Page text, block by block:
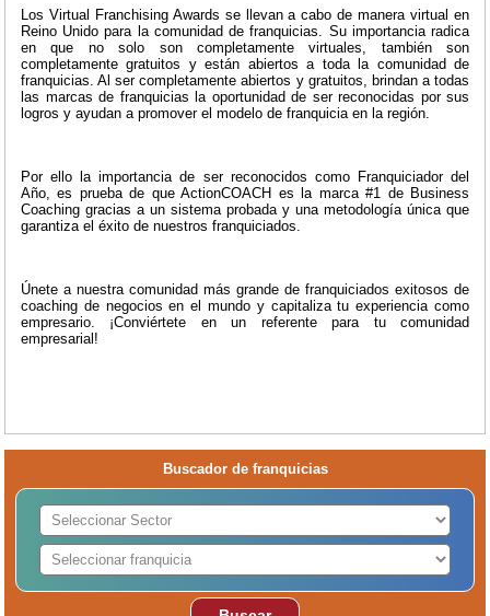
Los Virtual Franchising Awards se llevan a cabo de manera virtual en
Reino Unido para la comunidad de franquicias. Su importancia radica
en que no solo son completamente virtuales, también son
completamente gratuitos y están abiertos a toda la comunidad de
franquicias. Al ser completamente abiertos y gratuitos, brindan a todas
las marcas de franquicias la oportunidad de ser reconocidas por sus
logros y ayudan a promover el modelo de franquicia en la región.
Por ello la importancia de ser reconocidos como Franquiciador del
Año, es prueba de que ActionCOACH es la marca #1 de Business
Coaching gracias a un sistema probada y una metodología única que
garantiza el éxito de nuestros franquiciados.
Únete a nuestra comunidad más grande de franquiciados exitosos de
coaching de negocios en el mundo y capitaliza tu experiencia como
empresario. ¡Conviértete en un referente para tu comunidad
empresarial!
Buscador de franquicias